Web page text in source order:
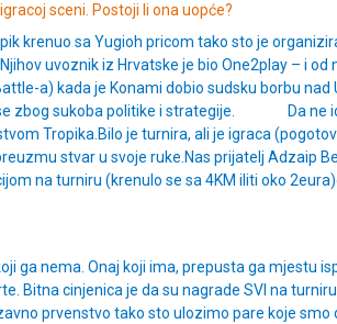
sceni. Postoji li ona uopće?
krenuo sa Yugioh pricom tako sto je
uvoznik iz Hrvatske je bio One2play – i od
a) kada je Konami dobio sudsku borbu nad
zbog sukoba politike i strategije. Da ne
Tropika.Bilo je turnira, ali je igraca
stvar u svoje ruke.Nas prijatelj Adzaip
na turniru (krenulo se sa 4KM iliti oko
ga nema. Onaj koji ima, prepusta ga mjestu
Bitna cinjenica je da su nagrade SVI na
prvenstvo tako sto ulozimo pare koje